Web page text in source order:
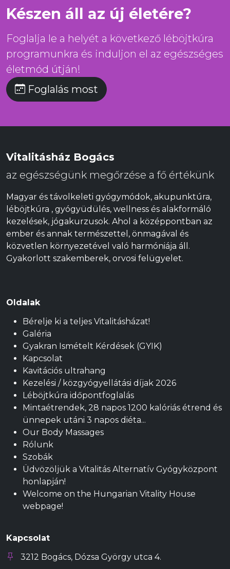
Készen áll az új életére?
Foglalja le a helyét a következő léböjtkúra
programunkra és induljon el az egészséges
életmód útján!
Foglalás most
Vitalitásház Bogács
az egészségünk megőrzése a fő értékünk
Magyar és távolkeleti gyógymódok, akupunktúra,
léböjtkúra , gyógyüdülés, wellness és alakformáló
kezelések, jógakurzusok. Ahol a középpontban az
ember és annak természettel, önmagával és
közvetlen környezetével való harmóniája áll.
Gyakorlott szakemberek, orvosi felügyelet.
Oldalak
Bérelje ki a teljes Vitalitásházat!
Galéria
Gyakran Ismételt Kérdések (GYIK)
Kapcsolat
Kavitációs ultrahang
Kezelési / közgyógyellátási díjak 2026
Léböjtkúra időpontfoglalás
Mintaétrendek, 28 napos 1200 kalóriás étrend és
ünnepek utáni 3 napos diéta...
Our Body Massages
Rólunk
Szobák
Üdvözöljük a Vitalitás Alternatív Gyógyközpont
honlapján!
Welcome on the Hungarian Vitality House
webpage!
Kapcsolat
3212 Bogács, Dózsa György utca 4.